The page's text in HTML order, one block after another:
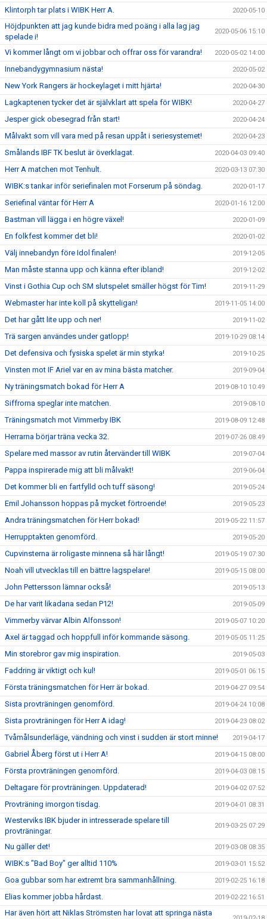
Klintorph tar plats i WIBK Herr A. 2020-05-10
Höjdpunkten att jag kunde bidra med poäng i alla lag jag
spelade i!
2020-05-06 15:10
Vi kommer långt om vi jobbar och offrar oss för varandra! 2020-05-02 14:00
Innebandygymnasium nästa! 2020-05-02
New York Rangers är hockeylaget i mitt hjärta! 2020-04-30
Lagkaptenen tycker det är självklart att spela för WIBK! 2020-04-27
Jesper gick obesegrad från start! 2020-04-24
Målvakt som vill vara med på resan uppåt i seriesystemet! 2020-04-23
Smålands IBF TK beslut är överklagat. 2020-04-03 09:40
Herr A matchen mot Tenhult. 2020-03-13 07:30
WIBK:s tankar inför seriefinalen mot Forserum på söndag. 2020-01-17
Seriefinal väntar för Herr A 2020-01-16 12:00
Bastman vill lägga i en högre växel! 2020-01-09
En folkfest kommer det bli! 2020-01-02
Välj innebandyn före Idol finalen! 2019-12-05
Man måste stanna upp och känna efter ibland! 2019-12-02
Vinst i Gothia Cup och SM slutspelet smäller högst för Tim! 2019-11-29
Webmaster har inte koll på skytteligan! 2019-11-05 14:00
Det har gått lite upp och ner! 2019-11-02
Trä sargen användes under gatlopp! 2019-10-29 08:14
Det defensiva och fysiska spelet är min styrka! 2019-10-25
Vinsten mot IF Ariel var en av mina bästa matcher. 2019-09-04
Ny träningsmatch bokad för Herr A 2019-08-10 10:49
Siffrorna speglar inte matchen. 2019-08-10
Träningsmatch mot Vimmerby IBK 2019-08-09 12:48
Herrarna börjar träna vecka 32. 2019-07-26 08:49
Spelare med massor av rutin återvänder till WIBK 2019-07-04
Pappa inspirerade mig att bli målvakt! 2019-06-04
Det kommer bli en fartfylld och tuff säsong! 2019-05-24
Emil Johansson hoppas på mycket förtroende! 2019-05-23
Andra träningsmatchen för Herr bokad! 2019-05-22 11:57
Herrupptakten genomförd. 2019-05-20
Cupvinsterna är roligaste minnena så här långt! 2019-05-19 07:30
Noah vill utvecklas till en bättre lagspelare! 2019-05-15 08:00
John Pettersson lämnar också! 2019-05-13
De har varit likadana sedan P12! 2019-05-09
Vimmerby värvar Albin Alfonsson! 2019-05-07 10:20
Axel är taggad och hoppfull inför kommande säsong. 2019-05-05 11:25
Min storebror gav mig inspiration. 2019-05-03
Faddring är viktigt och kul! 2019-05-01 06:15
Första träningsmatchen för Herr är bokad. 2019-04-27 09:54
Sista provträningen genomförd. 2019-04-24 10:08
Sista provträningen för Herr A idag! 2019-04-23 08:02
Tvåmålsunderläge, vändning och vinst i sudden är stort minne! 2019-04-17
Gabriel Åberg först ut i Herr A! 2019-04-15 08:00
Första provträningen genomförd. 2019-04-03 08:15
Deltagare för provträningen. Uppdaterad! 2019-04-02 07:52
Provträning imorgon tisdag. 2019-04-01 08:31
Westerviks IBK bjuder in intresserade spelare till
provträningar.
2019-03-25 07:29
Nu gäller det! 2019-03-08 08:35
WIBK:s "Bad Boy" ger alltid 110% 2019-03-01 15:52
Goa gubbar som har extremt bra sammanhållning. 2019-02-25 16:18
Elias kommer jobba hårdast. 2019-02-22 16:51
Har även hört att Niklas Strömsten har lovat att springa nästa